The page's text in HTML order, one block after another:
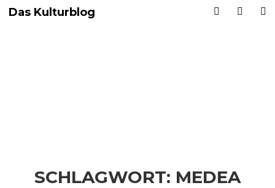
Das Kulturblog
SCHLAGWORT: MEDEA